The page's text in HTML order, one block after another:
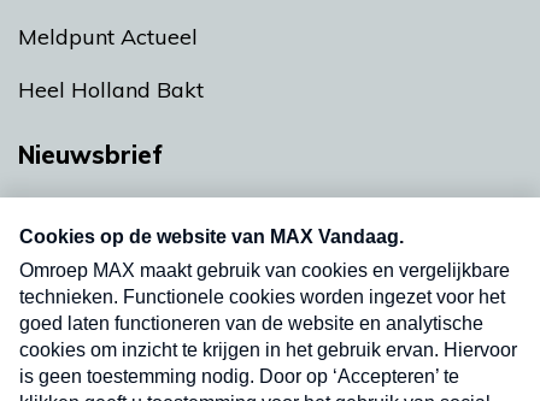
Meldpunt Actueel
Heel Holland Bakt
Nieuwsbrief
nieuwsbrief. Elke vrijdag- en dinsdagochtend in
uw mailbox.
Verzend